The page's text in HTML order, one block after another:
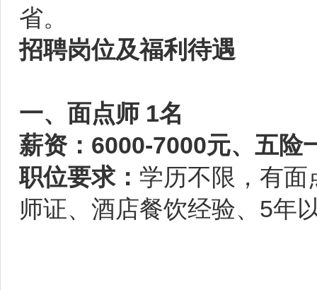
省。
招聘岗位及福利待遇
一、面点师 1名
薪资：6000-7000元、五险
职位要求： 学历不限，有
师证、酒店餐饮经验、5